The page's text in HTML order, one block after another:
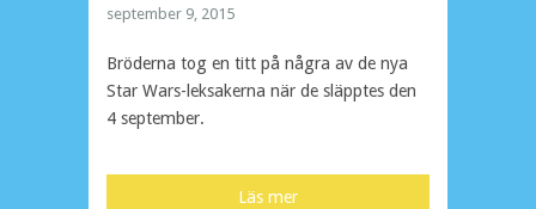
september 9, 2015
Bröderna tog en titt på några av de nya
Star Wars-leksakerna när de släpptes den
4 september.
Läs mer